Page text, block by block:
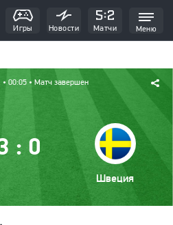
Игры Новости Матчи Меню
• 00:05 • Матч завершен
: 0
Швеция